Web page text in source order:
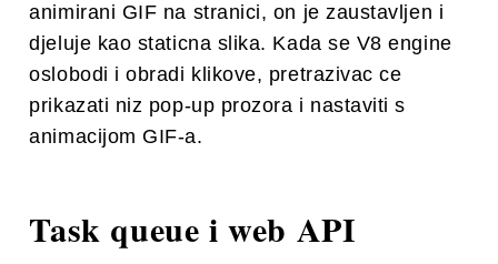
animirani GIF na stranici, on je zaustavljen i
djeluje kao staticna slika. Kada se V8 engine
oslobodi i obradi klikove, pretrazivac ce
prikazati niz pop-up prozora i nastaviti s
animacijom GIF-a.
Task queue i web API